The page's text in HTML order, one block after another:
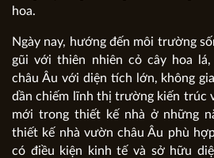
hoa.
Ngày nay, hướng đến môi trường
gũi với thiên nhiên cỏ cây hoa
châu Âu với diện tích lớn, không
dần chiếm lĩnh thị trường kiến trúc
mới trong thiết kế nhà ở những
thiết kế nhà vườn châu Âu phù
có điều kiện kinh tế và sở hữu